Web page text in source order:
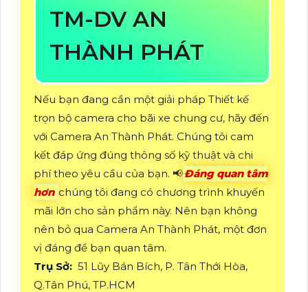
TM-DV AN
THÀNH PHÁT
Nếu bạn đang cần một giải pháp Thiết kế
trọn bộ camera cho bãi xe chung cư, hãy đến
với Camera An Thành Phát. Chúng tôi cam
kết đáp ứng đúng thông số kỹ thuật và chi
phí theo yêu cầu của bạn. 📢Đáng quan tâm
hơn chúng tôi đang có chương trình khuyến
mãi lớn cho sản phẩm này. Nên bạn không
nên bỏ qua Camera An Thành Phát, một đơn
vị đáng để bạn quan tâm.
Trụ Sở: 51 Lũy Bán Bích, P. Tân Thới Hòa,
Q.Tân Phú, TP.HCM